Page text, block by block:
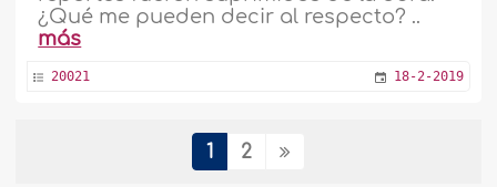
¿Qué me pueden decir al respecto? ..
más
20021 18-2-2019
Razones de la superioridad de Sahih
Bujari y Sahih Muslim
1 2